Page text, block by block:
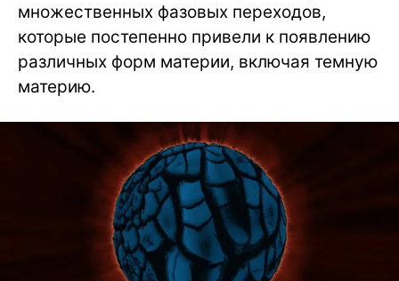
множественных фазовых переходов,
которые постепенно привели к появлению
различных форм материи, включая темную
материю.